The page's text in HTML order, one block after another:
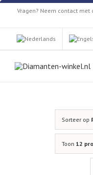
Skip
content
Vragen? Neem contact met
Sorteer op
Toon 12